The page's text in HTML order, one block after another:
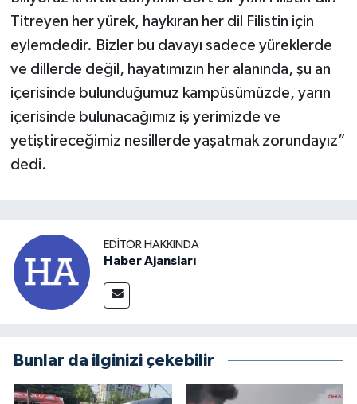
Titreyen her yürek, haykıran her dil Filistin için
eylemdedir. Bizler bu davayı sadece yüreklerde
ve dillerde değil, hayatımızın her alanında, şu an
içerisinde bulunduğumuz kampüsümüzde, yarın
içerisinde bulunacağımız iş yerimizde ve
yetiştireceğimiz nesillerde yaşatmak zorundayız”
dedi.
EDITÖR HAKKINDA
Haber Ajansları
Bunlar da ilginizi çekebilir